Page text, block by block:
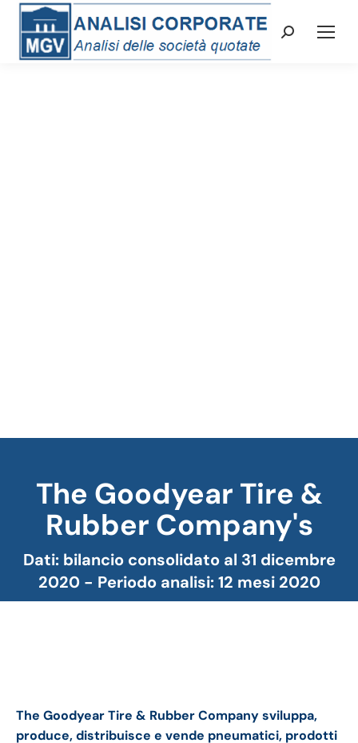
Cerca:
The Goodyear Tire &
Rubber Company's
Dati: bilancio consolidato al 31 dicembre
2020 - Periodo analisi: 12 mesi 2020
Tu sei qui:
The Goodyear Tire & Rubber Company sviluppa,
produce, distribuisce e vende pneumatici, prodotti